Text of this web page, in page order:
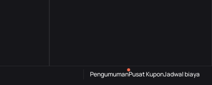
PengumumanPusat KuponJadwal biaya